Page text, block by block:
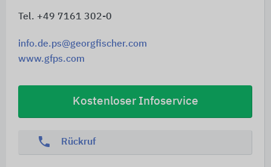
Tel. +49 7161 302-0
info.de.ps@georgfischer.com
www.gfps.com
Kostenloser Infoservice
phone Rückruf